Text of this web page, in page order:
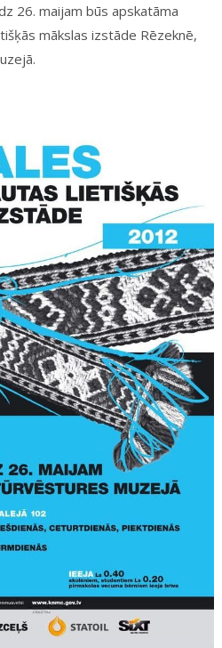
26. maijam būs apskatāma
mākslas izstāde Rēzeknē,